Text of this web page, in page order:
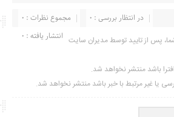
مجموع نظرات : 0
در انتظار بررسی : 0
انتشار یافته : ۰ پس از تایید توسط مدیران سایت
باشد منتشر نخواهد شد.
یا غیر مرتبط با خبر باشد منتشر نخواهد شد.